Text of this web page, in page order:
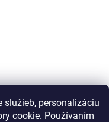
služieb, personalizáciu
cookie. Používaním